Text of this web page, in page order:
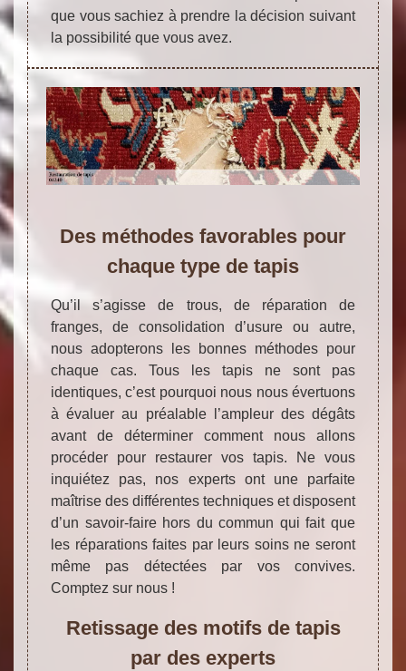
que vous sachiez à prendre la décision suivant
la possibilité que vous avez.
Des méthodes favorables pour
chaque type de tapis
Qu’il s’agisse de trous, de réparation de
franges, de consolidation d’usure ou autre,
nous adopterons les bonnes méthodes pour
chaque cas. Tous les tapis ne sont pas
identiques, c’est pourquoi nous nous évertuons
à évaluer au préalable l’ampleur des dégâts
avant de déterminer comment nous allons
procéder pour restaurer vos tapis. Ne vous
inquiétez pas, nos experts ont une parfaite
maîtrise des différentes techniques et disposent
d’un savoir-faire hors du commun qui fait que
les réparations faites par leurs soins ne seront
même pas détectées par vos convives.
Comptez sur nous !
Retissage des motifs de tapis
par des experts